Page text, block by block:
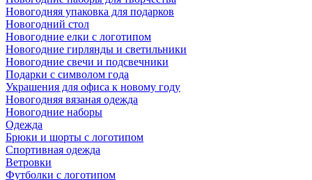
Новогодняя упаковка для подарков
Новогодний стол
Новогодние елки с логотипом
Новогодние гирлянды и светильники
Новогодние свечи и подсвечники
Подарки с символом года
Украшения для офиса к новому году
Новогодняя вязаная одежда
Новогодние наборы
Одежда
Брюки и шорты с логотипом
Спортивная одежда
Ветровки
Футболки с логотипом